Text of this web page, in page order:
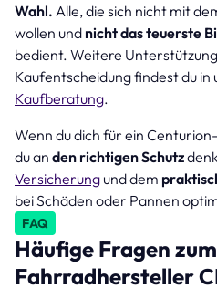
Wahl. Alle, die sich nicht mit
wollen und nicht das teuerste
bedient. Weitere
Kaufentscheidung findest du in
Kaufberatung.
Wenn du dich für ein
du an den richtigen Schutz
Versicherung und dem
bei Schäden oder Pannen
FAQ
Häufige Fragen zum
Fahrradhersteller